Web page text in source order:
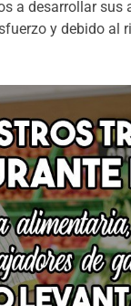
a desarrollar sus
y debido